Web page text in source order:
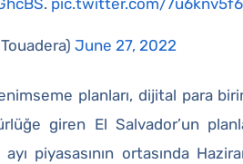
June 27, 2022
planları, dijital para
giren El Salvador’un
piyasasının ortasında